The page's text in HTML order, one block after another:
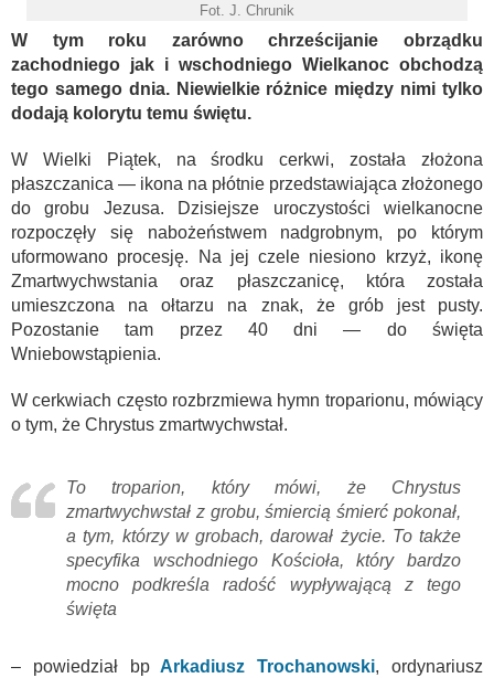
Fot. J. Chrunik
W tym roku zarówno chrześcijanie obrządku
zachodniego jak i wschodniego Wielkanoc obchodzą
tego samego dnia. Niewielkie różnice między nimi tylko
dodają kolorytu temu świętu.
W Wielki Piątek, na środku cerkwi, została złożona
płaszczanica — ikona na płótnie przedstawiająca złożonego
do grobu Jezusa. Dzisiejsze uroczystości wielkanocne
rozpoczęły się nabożeństwem nadgrobnym, po którym
uformowano procesję. Na jej czele niesiono krzyż, ikonę
Zmartwychwstania oraz płaszczanicę, która została
umieszczona na ołtarzu na znak, że grób jest pusty.
Pozostanie tam przez 40 dni — do święta
Wniebowstąpienia.
W cerkwiach często rozbrzmiewa hymn troparionu, mówiący
o tym, że Chrystus zmartwychwstał.
To troparion, który mówi, że Chrystus
zmartwychwstał z grobu, śmiercią śmierć pokonał,
a tym, którzy w grobach, darował życie. To także
specyfika wschodniego Kościoła, który bardzo
mocno podkreśla radość wypływającą z tego
święta
– powiedział bpArkadiusz Trochanowski, ordynariusz